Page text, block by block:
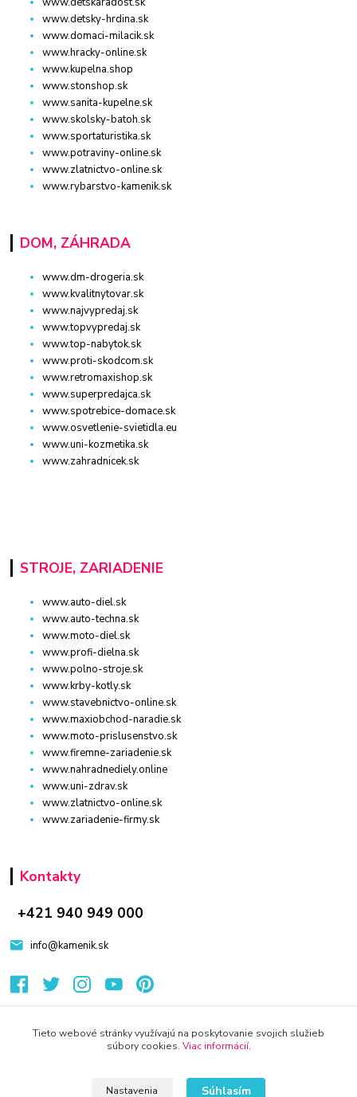
www.detsky-hrdina.sk
www.domaci-milacik.sk
www.hracky-online.sk
www.kupelna.shop
www.stonshop.sk
www.sanita-kupelne.sk
www.skolsky-batoh.sk
www.sportaturistika.sk
www.potraviny-online.sk
www.zlatnictvo-online.sk
www.rybarstvo-kamenik.sk
DOM, ZÁHRADA
www.dm-drogeria.sk
www.kvalitnytovar.sk
www.najvypredaj.sk
www.topvypredaj.sk
www.top-nabytok.sk
www.proti-skodcom.sk
www.retromaxishop.sk
www.superpredajca.sk
www.spotrebice-domace.sk
www.osvetlenie-svietidla.eu
www.uni-kozmetika.sk
www.zahradnicek.sk
STROJE, ZARIADENIE
www.auto-diel.sk
www.auto-techna.sk
www.moto-diel.sk
www.profi-dielna.sk
www.polno-stroje.sk
www.krby-kotly.sk
www.stavebnictvo-online.sk
www.maxiobchod-naradie.sk
www.moto-prislusenstvo.sk
www.firemne-zariadenie.sk
www.nahradnediely.online
www.uni-zdrav.sk
www.zlatnictvo-online.sk
www.zariadenie-firmy.sk
Kontakty
+421 940 949 000
info@kamenik.sk
Tieto webové stránky využívajú na poskytovanie svojich služieb
súbory cookies. Viac informácií.
Nastavenia Súhlasím